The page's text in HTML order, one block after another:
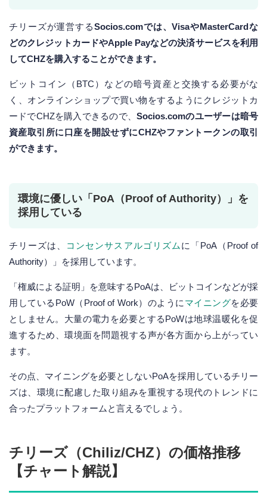
チリーズが運営するSocios.comでは、VisaやMasterCardな
どのクレジットカードやApple Payなどの決済サービスを利用
してCHZを購入することができます。
ビットコイン（BTC）などの暗号資産と交換する必要がな
く、オンラインショップで買い物をするようにクレジットカ
ードでCHZを購入できるので、Socios.comのユーザーは暗号
資産取引所に口座を開設せずにCHZやファントークンの取引
ができます。
環境に優しい「PoA（Proof of Authority）」を
採用している
チリーズは、 コンセンサスアルゴリズム に「PoA（Proof of
Authority）」を採用しています。
「権威による証明」を意味するPoAは、ビットコインなどが採
用しているPoW（Proof of Work）のように マイニングを必要
としません。大量の電力を必要とするPoWは地球温暖化を促
進するため、環境面を問題視する声が各方面から上がってい
ます。
その点、マイニングを必要としないPoAを採用しているチリー
ズは、環境に配慮した取り組みを重視する現代のトレンドに
合ったプラットフォームと言えるでしょう。
チリーズ（Chiliz/CHZ）の価格推移
【チャート解説】